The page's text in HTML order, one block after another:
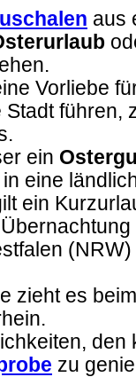
aus
Vorliebe
Stadt führen,
ein
in eine
ein
zieht es
den
zu